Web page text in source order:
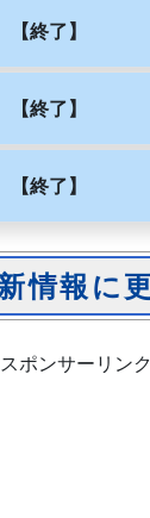
【終了】
【終了】
【終了】
スポンサーリンク